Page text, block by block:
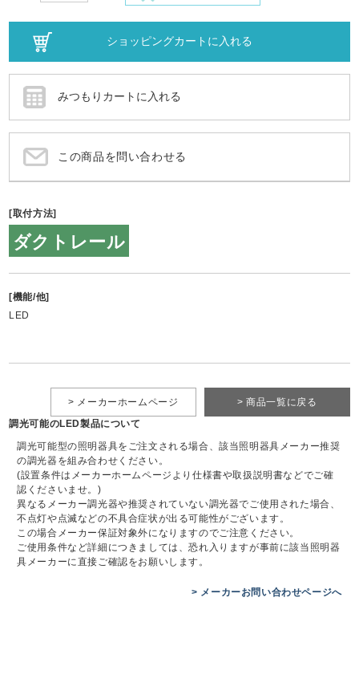
この商品を問い合わせる
[取付方法]
ダクトレール
[機能/他]
LED
> 商品一覧に戻る
> メーカーホームページ
調光可能のLED製品について
調光可能型の照明器具をご注文される場合、該当照明器具メーカー推奨
の調光器を組み合わせください。
(設置条件はメーカーホームページより仕様書や取扱説明書などでご確
認くださいませ。)
異なるメーカー調光器や推奨されていない調光器でご使用された場合、
不点灯や点滅などの不具合症状が出る可能性がございます。
この場合メーカー保証対象外になりますのでご注意ください。
ご使用条件など詳細につきましては、恐れ入りますが事前に該当照明器
具メーカーに直接ご確認をお願いします。
> メーカーお問い合わせページへ